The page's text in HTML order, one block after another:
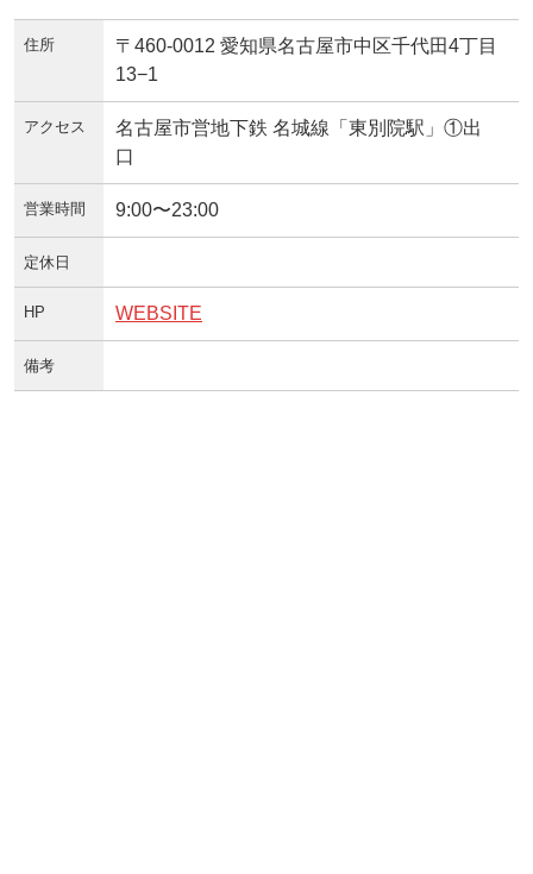
住所
〒460-0012 愛知県名古屋市中区千代田4丁目
13−1
アクセス
名古屋市営地下鉄 名城線「東別院駅」①出
口
営業時間 9:00〜23:00
定休日
HP WEBSITE
備考